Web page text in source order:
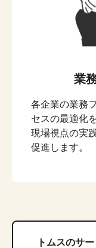
業
各企業の業務
セスの最適化
現場視点の実
促進します。
トムスのサ